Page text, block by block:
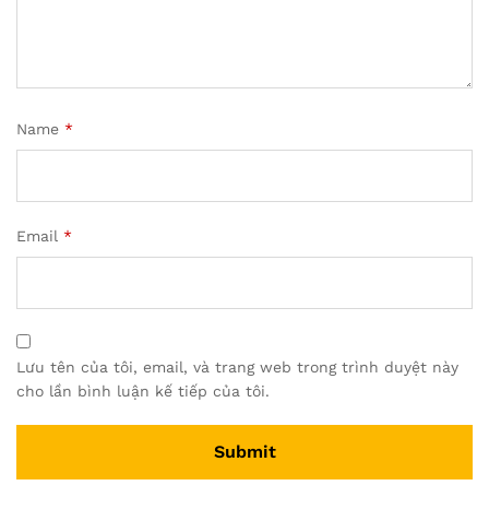
Name *
Email *
Lưu tên của tôi, email, và trang web trong trình duyệt này
cho lần bình luận kế tiếp của tôi.